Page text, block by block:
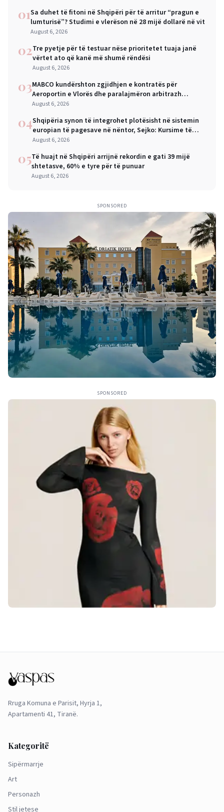
01Sa duhet të fitoni në Shqipëri për të arritur “pragun e
lumturisë”? Studimi e vlerëson në 28 mijë dollarë në vit
August 6, 2026
02Tre pyetje për të testuar nëse prioritetet tuaja janë
vërtet ato që kanë më shumë rëndësi
August 6, 2026
03MABCO kundërshton zgjidhjen e kontratës për
Aeroportin e Vlorës dhe paralajmëron arbitrazh
ndërkombëtar
August 6, 2026
04Shqipëria synon të integrohet plotësisht në sistemin
europian të pagesave në nëntor, Sejko: Kursime të
mëdha për qytetarët dhe bizneset
August 6, 2026
05Të huajt në Shqipëri arrijnë rekordin e gati 39 mijë
shtetasve, 60% e tyre për të punuar
August 6, 2026
SPONSORED
SPONSORED
Rruga Komuna e Parisit, Hyrja 1,
Apartamenti 41, Tiranë.
Kategoritë
Sipërmarrje
Art
Personazh
Stil jetese